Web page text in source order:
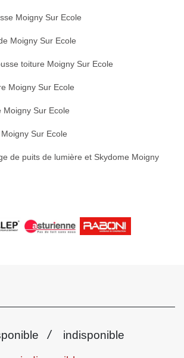
Moigny Sur Ecole
Moigny Sur Ecole
toiture Moigny Sur Ecole
Moigny Sur Ecole
Moigny Sur Ecole
Sur Ecole
de puits de lumière et Skydome Moigny
/ indisponible